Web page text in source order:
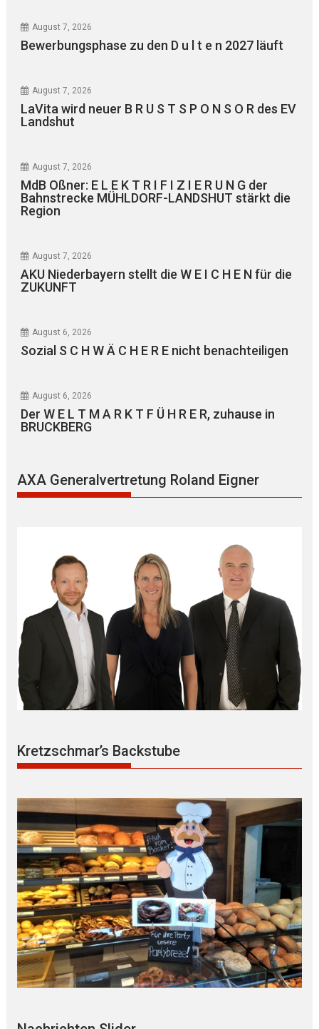
August 7, 2026
Bewerbungsphase zu den D u l t e n 2027 läuft
August 7, 2026
LaVita wird neuer B R U S T S P O N S O R des EV
Landshut
August 7, 2026
MdB Oßner: E L E K T R I F I Z I E R U N G der
Bahnstrecke MÜHLDORF-LANDSHUT stärkt die
Region
August 7, 2026
AKU Niederbayern stellt die W E I C H E N für die
ZUKUNFT
August 6, 2026
Sozial S C H W Ä C H E R E nicht benachteiligen
August 6, 2026
Der W E L T M A R K T F Ü H R E R, zuhause in
BRUCKBERG
AXA Generalvertretung Roland Eigner
Kretzschmar’s Backstube